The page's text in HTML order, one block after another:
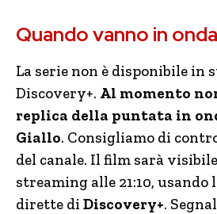
Quando vanno in
La serie non è disponibile in
Discovery+. Al momento
replica della puntata in
Giallo. Consigliamo di
del canale. Il film sarà
streaming alle 21:10, usando
dirette di Discovery+.